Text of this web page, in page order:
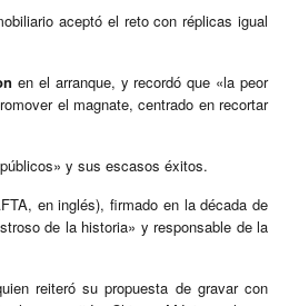
aceptó el reto con réplicas igual
en el arranque, y recordó que «la peor
el magnate, centrado en recortar
y sus escasos éxitos.
en inglés), firmado en la década de
de la historia» y responsable de la
reiteró su propuesta de gravar con